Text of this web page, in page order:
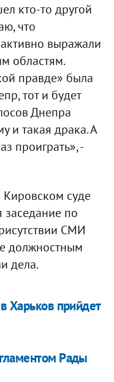
кто-то другой
что
выражали
областям.
правде» была
тот и будет
Днепра
и такая драка. А
проиграть», -
Кировском суде
заседание по
СМИ
должностным
дела.
Харьков прийдет
Рады